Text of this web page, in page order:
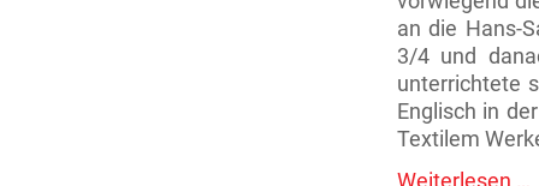
an die Hans-
3/4 und
unterrichtete
Englisch in
Textilem
Weiterlesen …